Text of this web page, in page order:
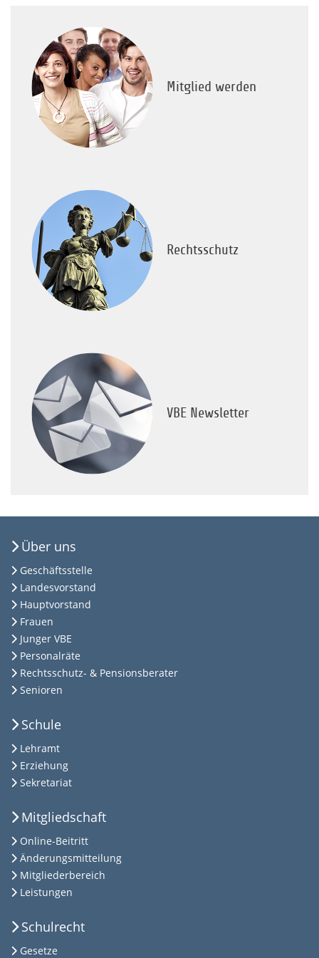
Mitglied werden
Rechtsschutz
VBE Newsletter
Über uns
Geschäftsstelle
Landesvorstand
Hauptvorstand
Frauen
Junger VBE
Personalräte
Rechtsschutz- & Pensionsberater
Senioren
Schule
Lehramt
Erziehung
Sekretariat
Mitgliedschaft
Online-Beitritt
Änderungsmitteilung
Mitgliederbereich
Leistungen
Schulrecht
Gesetze